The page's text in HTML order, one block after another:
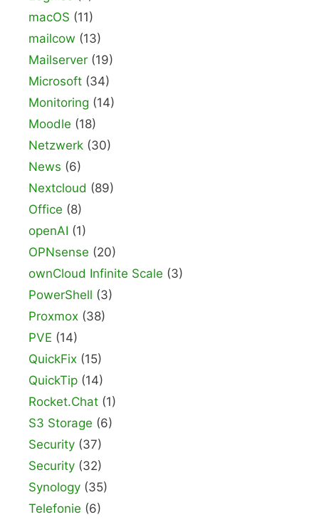
macOS (11)
mailcow (13)
Mailserver (19)
Microsoft (34)
Monitoring (14)
Moodle (18)
Netzwerk (30)
News (6)
Nextcloud (89)
Office (8)
openAI (1)
OPNsense (20)
ownCloud Infinite Scale (3)
PowerShell (3)
Proxmox (38)
PVE (14)
QuickFix (15)
QuickTip (14)
Rocket.Chat (1)
S3 Storage (6)
Security (37)
Security (32)
Synology (35)
Telefonie (6)